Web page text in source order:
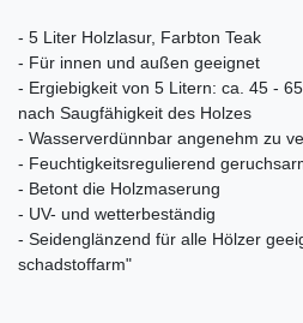
- 5 Liter Holzlasur, Farbton Teak
- Für innen und außen geeignet
- Ergiebigkeit von 5 Litern: ca. 45 -
nach Saugfähigkeit des Holzes
- Wasserverdünnbar angenehm zu
- Feuchtigkeitsregulierend
- Betont die Holzmaserung
- UV- und wetterbeständig
- Seidenglänzend für alle Hölzer
schadstoffarm"